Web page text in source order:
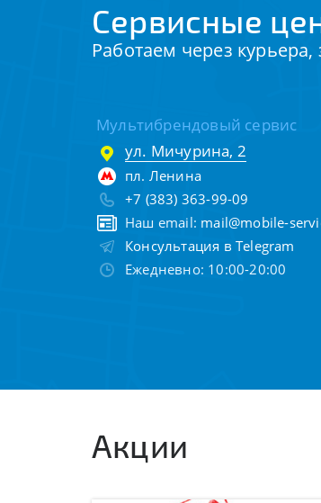
Сервисные
Работаем через
Мультибрендовый сервис
ул. Мичурина, 2
пл. Ленина
+7 (383) 363-99-09
Наш email: mail@mobile-
Консультация в Telegram
Ежедневно: 10:00-20:00
Акции